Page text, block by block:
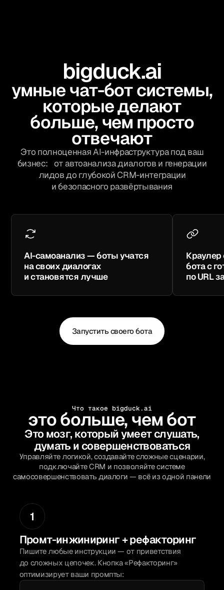
Сообщество
Услуги
Образование
Чат-бот системы
Ai Automation Agency
О нас
Контакты
bigduck.ai
умные чат-бот системы,
которые делают
больше, чем просто
отвечают
Это полноценная AI-инфраструктура под ваш
бизнес: от автоанализа диалогов и генерации
лидов до глубокой CRM-интеграции
и безопасного развёртывания
AI-самоанализ — боты учатся
на своих диалогах
и становятся лучше
Краулер
бота с
по URL
Запустить своего бота
Что такое bigduck.ai
это больше, чем бот
Это мозг, который умеет слушать,
думать и совершенствоваться
Управляйте логикой, создавайте сложные сценарии,
подключайте CRM и позволяйте системе
самосовершенствовать диалоги — всё из одной панели
1
Промт-инжиниринг + рефакторинг
Пишите любые инструкции — от приветствия
до сложных цепочек. Кнопка «Рефакторинг»
оптимизирует ваши промпты: